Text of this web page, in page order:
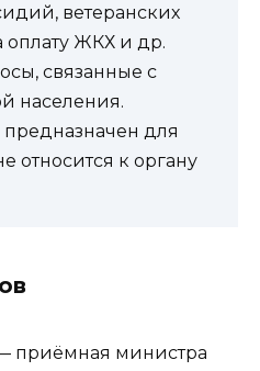
ветеранских
оплату ЖКХ и др.
связанные с
населения.
для
относится к органу
приёмная министра